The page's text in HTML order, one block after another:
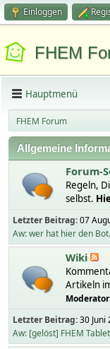
Einloggen
FHEM
Hauptmenü
FHEM Forum
Allgemeine
Forum-
Regeln,
selbst.
Letzter Beitrag:07
Aw: wer hat hier den
Wiki
Artikeln
Letzter Beitrag:30 Juni
Aw: [gelöst] FHEM